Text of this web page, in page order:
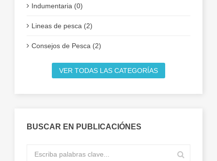
Indumentaria (0)
Lineas de pesca (2)
Consejos de Pesca (2)
VER TODAS LAS CATEGORÍAS
BUSCAR EN PUBLICACIÓNES